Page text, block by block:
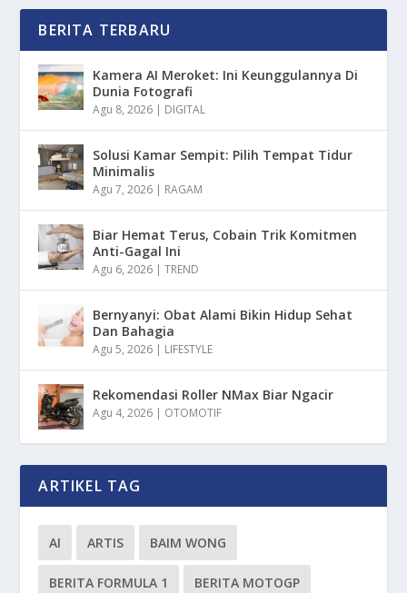
BERITA TERBARU
Kamera AI Meroket: Ini Keunggulannya Di
Dunia Fotografi
Agu 8, 2026 | DIGITAL
Solusi Kamar Sempit: Pilih Tempat Tidur
Minimalis
Agu 7, 2026 | RAGAM
Biar Hemat Terus, Cobain Trik Komitmen
Anti-Gagal Ini
Agu 6, 2026 |TREND
Bernyanyi: Obat Alami Bikin Hidup Sehat
Dan Bahagia
Agu 5, 2026 | LIFESTYLE
Rekomendasi Roller NMax Biar Ngacir
Agu 4, 2026 | OTOMOTIF
ARTIKEL TAG
AI ARTIS BAIM WONG
BERITA FORMULA 1 BERITA MOTOGP